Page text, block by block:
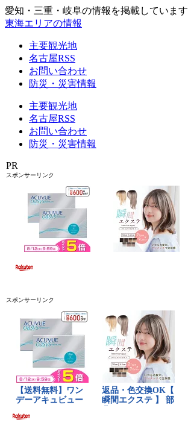
愛知・三重・岐阜の情報を掲載しています
東海エリアの情報
主要観光地
名古屋RSS
お問い合わせ
防災・災害情報
主要観光地
名古屋RSS
お問い合わせ
防災・災害情報
PR
スポンサーリンク
スポンサーリンク